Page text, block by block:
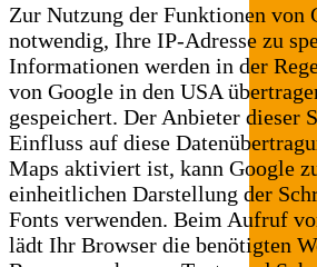
Zur Nutzung der Funktionen von
notwendig, Ihre IP-Adresse zu
Informationen werden in der
von Google in den USA
gespeichert. Der Anbieter dieser
Einfluss auf diese
Maps aktiviert ist, kann Google
einheitlichen Darstellung der
Fonts verwenden. Beim Aufruf
lädt Ihr Browser die benötigten